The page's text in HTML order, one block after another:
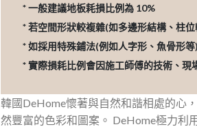
* 一般建議地板耗損比例為 10%
* 若空間形狀較複雜(如多邊形結構、柱
* 如採用特殊鋪法(例如人字形、魚骨形
* 實際損耗比例會因施工師傅的技術、
韓國DeHome懷著與自然和諧相處的心
然豐富的色彩和圖案。 DeHome極力利